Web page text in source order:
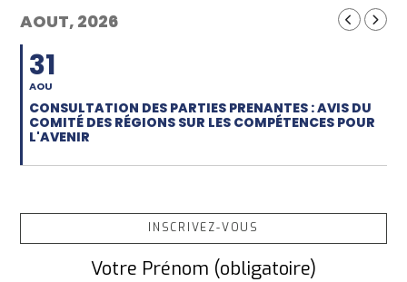
AOUT, 2026
31
AOU
CONSULTATION DES PARTIES PRENANTES : AVIS DU
COMITÉ DES RÉGIONS SUR LES COMPÉTENCES POUR
L'AVENIR
INSCRIVEZ-VOUS
Votre Prénom (obligatoire)